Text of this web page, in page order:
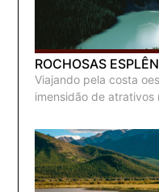
ROCHOSAS
Viajando pela costa
imensidão de